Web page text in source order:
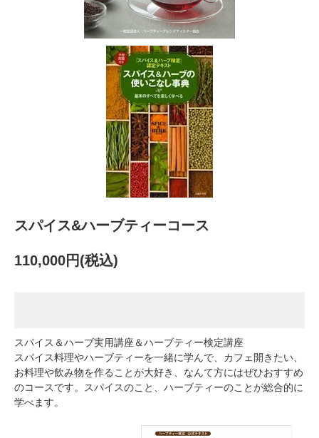
スパイス&ハーブティーコース
110,000円(税込)
スパイス＆ハーブ実用講座＆ハーブティー検定講座
スパイス料理やハーブティーを一緒に学んで、カフェ開きたい、
お料理や飲み物を作ることが大好き、なんて方にはぜひおすすめ
のコースです。スパイスのこと、ハーブティーのことが総合的に
学べます。